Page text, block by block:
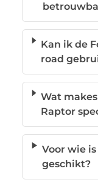
Kan ik de
road
Wat
Raptor
Voor wie is
geschikt?